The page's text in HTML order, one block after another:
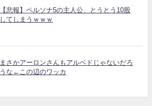
【悲報】ペルソナ5の主人公、とうとう10股
してしまうｗｗｗ
まさかアーロンさんもアルベドじゃないだろ
うな←この辺のワッカ